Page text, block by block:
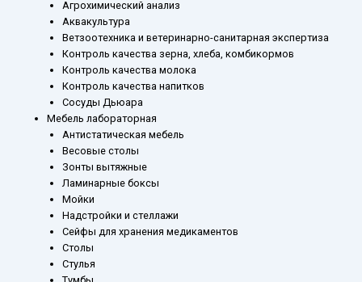
Агрохимический анализ
Аквакультура
Ветзоотехника и ветеринарно-санитарная экспертиза
Контроль качества зерна, хлеба, комбикормов
Контроль качества молока
Контроль качества напитков
Сосуды Дьюара
Мебель лабораторная
Антистатическая мебель
Весовые столы
Зонты вытяжные
Ламинарные боксы
Мойки
Надстройки и стеллажи
Сейфы для хранения медикаментов
Столы
Стулья